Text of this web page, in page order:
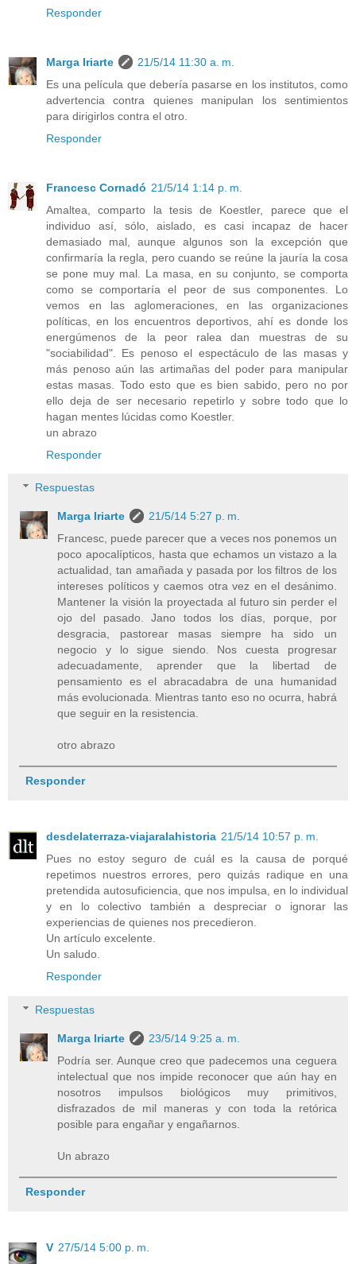
Responder
Marga Iriarte
21/5/14 11:30 a. m.
Es una película que debería pasarse en los institutos, como
advertencia contra quienes manipulan los sentimientos
para dirigirlos contra el otro.
Responder
Francesc Cornadó 21/5/14 1:14 p. m.
Amaltea, comparto la tesis de Koestler, parece que el
individuo así, sólo, aislado, es casi incapaz de hacer
demasiado mal, aunque algunos son la excepción que
confirmaría la regla, pero cuando se reúne la jauría la cosa
se pone muy mal. La masa, en su conjunto, se comporta
como se comportaría el peor de sus componentes. Lo
vemos en las aglomeraciones, en las organizaciones
políticas, en los encuentros deportivos, ahí es donde los
energúmenos de la peor ralea dan muestras de su
"sociabilidad". Es penoso el espectáculo de las masas y
más penoso aún las artimañas del poder para manipular
estas masas. Todo esto que es bien sabido, pero no por
ello deja de ser necesario repetirlo y sobre todo que lo
hagan mentes lúcidas como Koestler.
un abrazo
Responder
Respuestas
Marga Iriarte
21/5/14 5:27 p. m.
Francesc, puede parecer que a veces nos ponemos un
poco apocalípticos, hasta que echamos un vistazo a la
actualidad, tan amañada y pasada por los filtros de los
intereses políticos y caemos otra vez en el desánimo.
Mantener la visión la proyectada al futuro sin perder el
ojo del pasado. Jano todos los días, porque, por
desgracia, pastorear masas siempre ha sido un
negocio y lo sigue siendo. Nos cuesta progresar
adecuadamente, aprender que la libertad de
pensamiento es el abracadabra de una humanidad
más evolucionada. Mientras tanto eso no ocurra, habrá
que seguir en la resistencia.
otro abrazo
Responder
desdelaterraza-viajaralahistoria 21/5/14 10:57 p. m.
Pues no estoy seguro de cuál es la causa de porqué
repetimos nuestros errores, pero quizás radique en una
pretendida autosuficiencia, que nos impulsa, en lo individual
y en lo colectivo también a despreciar o ignorar las
experiencias de quienes nos precedieron.
Un artículo excelente.
Un saludo.
Responder
Respuestas
Marga Iriarte
23/5/14 9:25 a. m.
Podría ser. Aunque creo que padecemos una ceguera
intelectual que nos impide reconocer que aún hay en
nosotros impulsos biológicos muy primitivos,
disfrazados de mil maneras y con toda la retórica
posible para engañar y engañarnos.
Un abrazo
Responder
V 27/5/14 5:00 p. m.